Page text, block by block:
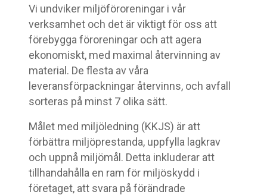
Vi undviker miljöföroreningar i vår
verksamhet och det är viktigt för oss att
förebygga föroreningar och att agera
ekonomiskt, med maximal återvinning av
material. De flesta av våra
leveransförpackningar återvinns, och avfall
sorteras på minst 7 olika sätt.
Målet med miljöledning (KKJS) är att
förbättra miljöprestanda, uppfylla lagkrav
och uppnå miljömål. Detta inkluderar att
tillhandahålla en ram för miljöskydd i
företaget, att svara på förändrade